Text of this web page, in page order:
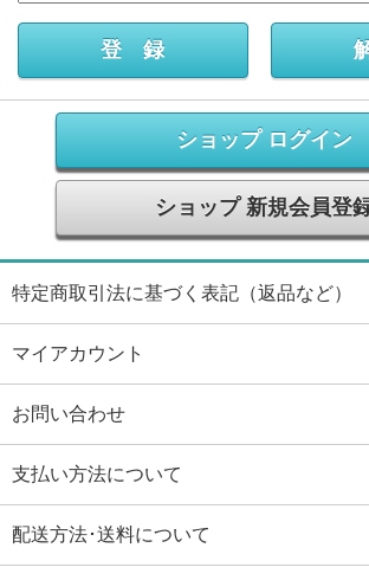
ショップ ログイン
ショップ 新規会員登
特定商取引法に基づく表記（返品など）
マイアカウント
お問い合わせ
支払い方法について
配送方法･送料について